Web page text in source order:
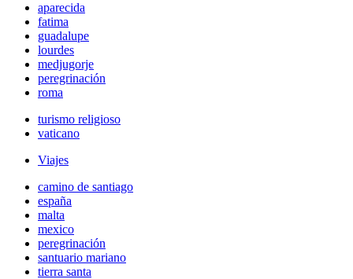
aparecida
fatima
guadalupe
lourdes
medjugorje
peregrinación
roma
turismo religioso
vaticano
Viajes
camino de santiago
españa
malta
mexico
peregrinación
santuario mariano
tierra santa